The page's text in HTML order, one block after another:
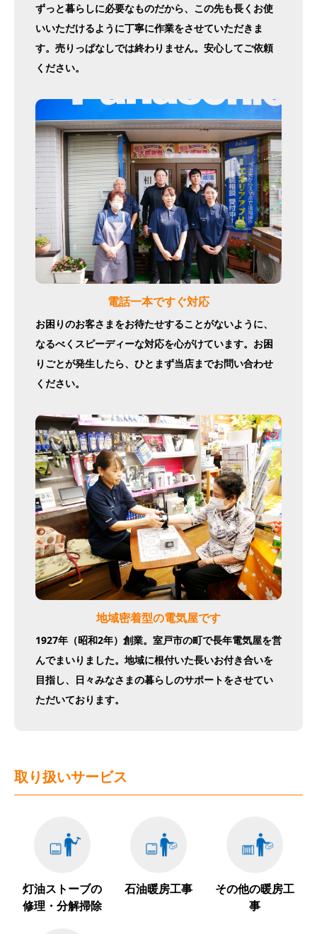
ずっと暮らしに必要なものだから、この先も長くお使
いいただけるように丁寧に作業をさせていただきま
す。売りっぱなしでは終わりません。安心してご依頼
ください。
電話一本ですぐ対応
お困りのお客さまをお待たせすることがないように、
なるべくスピーディーな対応を心がけています。お困
りごとが発生したら、ひとまず当店までお問い合わせ
ください。
地域密着型の電気屋です
1927年（昭和2年）創業。室戸市の町で長年電気屋を営
んでまいりました。地域に根付いた長いお付き合いを
目指し、日々みなさまの暮らしのサポートをさせてい
ただいております。
取り扱いサービス
灯油ストーブの
修理・ 分解掃除
石油暖房工事
その他の暖房工
事